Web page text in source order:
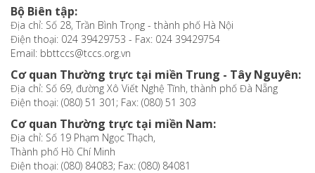
Bộ Biên tập:
Địa chỉ: Số 28, Trần Bình Trọng - thành phố Hà Nội
Điện thoại: 024 39429753 - Fax: 024 39429754
Email: bbttccs@tccs.org.vn
Cơ quan Thường trực tại miền Trung - Tây Nguyên:
Địa chỉ: Số 69, đường Xô Viết Nghệ Tĩnh, thành phố Đà Nẵng
Điện thoại: (080) 51 301; Fax: (080) 51 303
Cơ quan Thường trực tại miền Nam:
Địa chỉ: Số 19 Phạm Ngọc Thạch,
Thành phố Hồ Chí Minh
Điện thoại: (080) 84083; Fax: (080) 84081